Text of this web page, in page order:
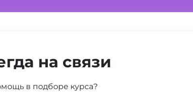
на связи
в подборе курса?